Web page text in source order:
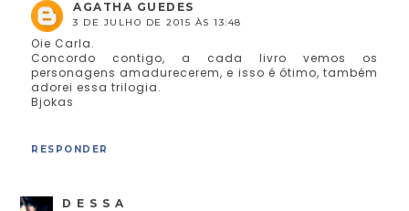
AGATHA GUEDES
3 DE JULHO DE 2015 ÀS 13:48
Oie Carla.
Concordo contigo, a cada livro vemos os
personagens amadurecerem, e isso é ótimo, também
adorei essa trilogia.
Bjokas
RESPONDER
D E S S A